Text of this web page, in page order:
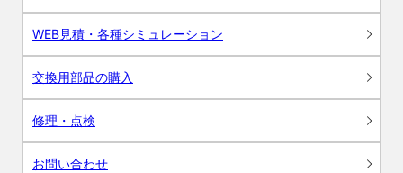
WEB見積・各種シミュレーション
交換用部品の購入
修理・点検
お問い合わせ